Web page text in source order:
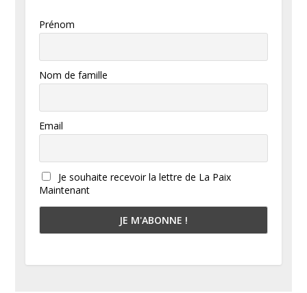
Prénom
Nom de famille
Email
Je souhaite recevoir la lettre de La Paix
Maintenant